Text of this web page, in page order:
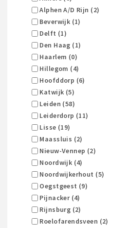
Alphen A/d Rijn (2)
Beverwijk (1)
Delft (1)
Den Haag (1)
Haarlem (0)
Hillegom (4)
Hoofddorp (6)
Katwijk (5)
Leiden (58)
Leiderdorp (11)
Lisse (19)
Maassluis (2)
Nieuw-Vennep (2)
Noordwijk (4)
Noordwijkerhout (5)
Oegstgeest (9)
Pijnacker (4)
Rijnsburg (2)
Roelofarendsveen (2)